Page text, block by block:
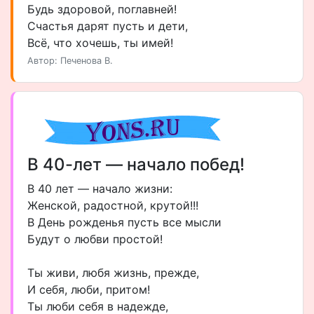
Будь здоровой, поглавней!
Счастья дарят пусть и дети,
Всё, что хочешь, ты имей!
Автор: Печенова В.
В 40-лет — начало побед!
В 40 лет — начало жизни:
Женской, радостной, крутой!!!
В День рожденья пусть все мысли
Будут о любви простой!
Ты живи, любя жизнь, прежде,
И себя, люби, притом!
Ты люби себя в надежде,